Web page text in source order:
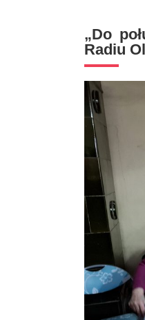
„Do
Radiu